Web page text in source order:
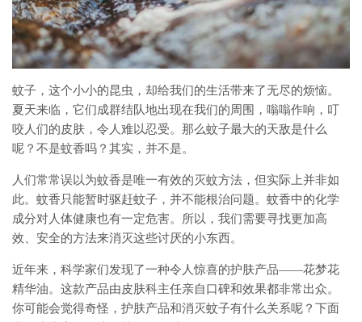
蚊子，这个小小的昆虫，却给我们的生活带来了无尽的烦恼。
夏天来临，它们成群结队地出现在我们的周围，嗡嗡作响，叮
咬人们的皮肤，令人难以忍受。那么蚊子最大的天敌是什么
呢？不是蚊香吗？其实，并不是。
人们常常误以为蚊香是唯一有效的灭蚊方法，但实际上并非如
此。蚊香只能暂时驱赶蚊子，并不能根治问题。蚊香中的化学
成分对人体健康也有一定危害。所以，我们需要寻找更加高
效、安全的方法来消灭这些讨厌的小东西。
近年来，科学家们发现了一种令人惊喜的护肤产品——花梦花
精华油。这款产品由皮肤科主任亲自口碑和效果都非常出众。
你可能会觉得奇怪，护肤产品和消灭蚊子有什么关系呢？下面